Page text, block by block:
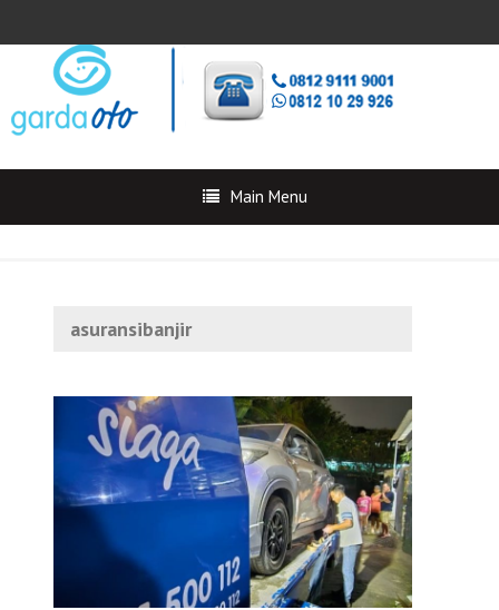
Main Menu
asuransibanjir